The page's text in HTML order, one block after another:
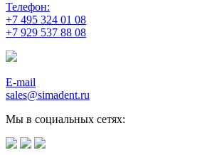
Телефон:
+7 495 324 01 08
+7 929 537 88 08
E-mail
sales@simadent.ru
Мы в социальных сетях: